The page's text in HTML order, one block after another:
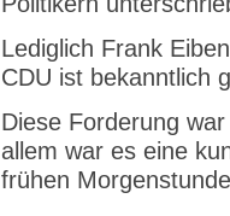
Lediglich Frank
CDU ist bekanntlich
Diese Forderung
allem war es eine
frühen